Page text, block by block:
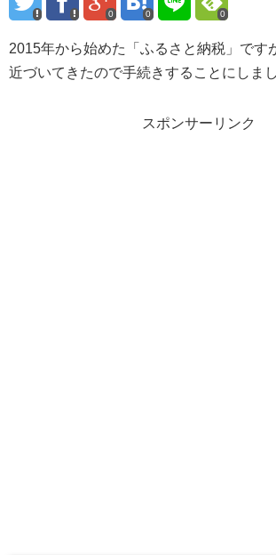
0 0 0
2015年から始めた「ふるさと納税」です
近づいてきたので手続きすることにしまし
スポンサーリンク